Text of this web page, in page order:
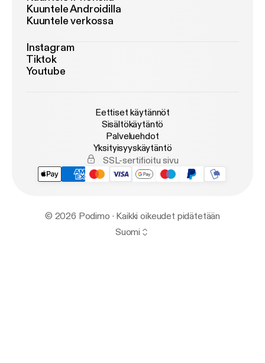
Kuuntele Androidilla
Kuuntele verkossa
Instagram
Tiktok
Youtube
Eettiset käytännöt
Sisältökäytäntö
Palveluehdot
Yksityisyyskäytäntö
SSL-sertifioitu sivu
© 2026 Podimo · Kaikki oikeudet pidätetään
Suomi